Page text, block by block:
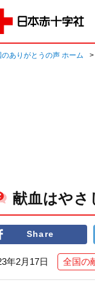
のありがとうの声 ホーム
献血はやさ
Share
年2月17日 全国の